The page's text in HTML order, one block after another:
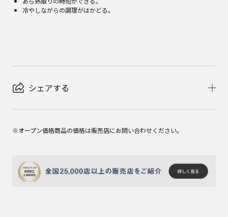
冷やしながらの調理がはかどる。
シェアする
※オープン価格商品の価格は販売店にお問い合わせください。